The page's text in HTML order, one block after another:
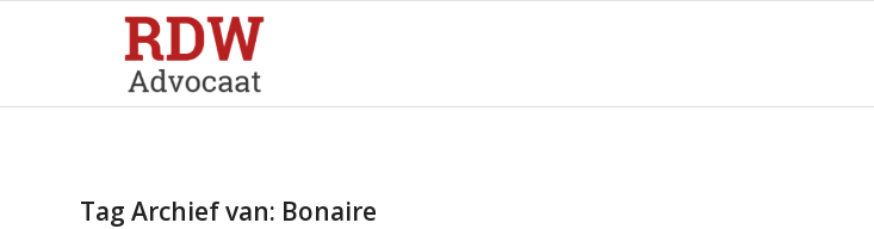
Tag Archief van: Bonaire